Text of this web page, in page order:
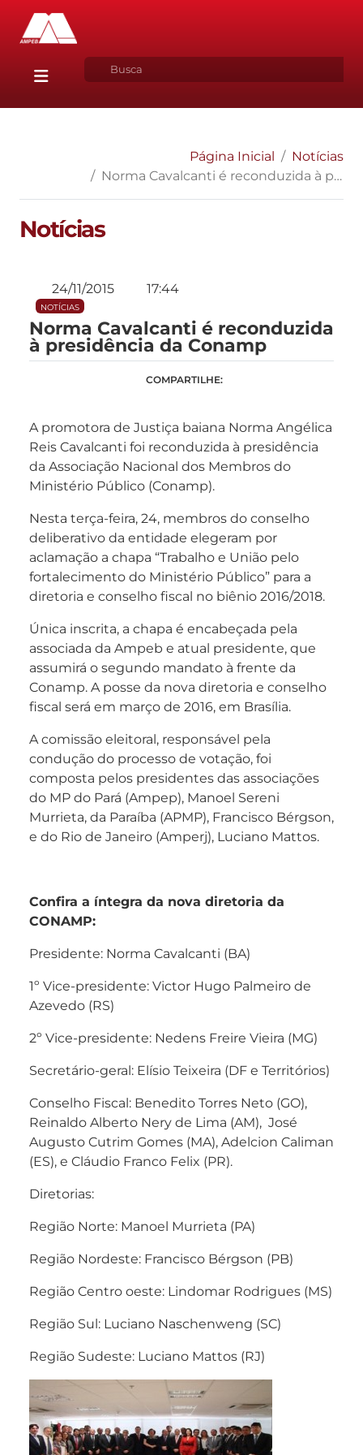
Página Inicial
Notícias
Norma Cavalcanti é reconduzida à presidência da Conamp
Notícias
24/11/2015 17:44
NOTÍCIAS
Norma Cavalcanti é reconduzida
à presidência da Conamp
COMPARTILHE:
A promotora de Justiça baiana Norma Angélica
Reis Cavalcanti foi reconduzida à presidência
da Associação Nacional dos Membros do
Ministério Público (Conamp).
Nesta terça-feira, 24, membros do conselho
deliberativo da entidade elegeram por
aclamação a chapa “Trabalho e União pelo
fortalecimento do Ministério Público” para a
diretoria e conselho fiscal no biênio 2016/2018.
Única inscrita, a chapa é encabeçada pela
associada da Ampeb e atual presidente, que
assumirá o segundo mandato à frente da
Conamp. A posse da nova diretoria e conselho
fiscal será em março de 2016, em Brasília.
A comissão eleitoral, responsável pela
condução do processo de votação, foi
composta pelos presidentes das associações
do MP do Pará (Ampep), Manoel Sereni
Murrieta, da Paraíba (APMP), Francisco Bérgson,
e do Rio de Janeiro (Amperj), Luciano Mattos.
Confira a íntegra da nova diretoria da
CONAMP:
Presidente: Norma Cavalcanti (BA)
1º Vice-presidente: Victor Hugo Palmeiro de
Azevedo (RS)
2º Vice-presidente: Nedens Freire Vieira (MG)
Secretário-geral: Elísio Teixeira (DF e Territórios)
Conselho Fiscal: Benedito Torres Neto (GO),
Reinaldo Alberto Nery de Lima (AM), José
Augusto Cutrim Gomes (MA), Adelcion Caliman
(ES), e Cláudio Franco Felix (PR).
Diretorias:
Região Norte: Manoel Murrieta (PA)
Região Nordeste: Francisco Bérgson (PB)
Região Centro oeste: Lindomar Rodrigues (MS)
Região Sul: Luciano Naschenweng (SC)
Região Sudeste: Luciano Mattos (RJ)